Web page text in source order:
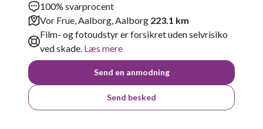
100% svarprocent
Vor Frue, Aalborg, Aalborg 223.1 km
Film- og fotoudstyr er forsikret uden selvrisiko
ved skade. Læs mere
Send en anmodning
Send besked